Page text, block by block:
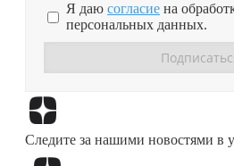
Я даю согласие на
персональных данных.
Следите за нашими новостями в